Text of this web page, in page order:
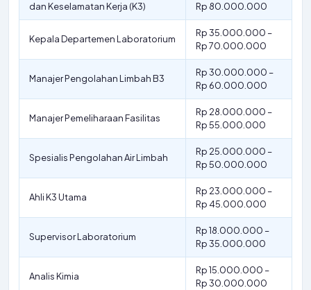
dan Keselamatan Kerja (K3)
Rp 80.000.000
Kepala Departemen Laboratorium
Rp 35.000.000 –
Rp 70.000.000
Manajer Pengolahan Limbah B3
Rp 30.000.000 –
Rp 60.000.000
Manajer Pemeliharaan Fasilitas
Rp 28.000.000 –
Rp 55.000.000
Spesialis Pengolahan Air Limbah
Rp 25.000.000 –
Rp 50.000.000
Ahli K3 Utama
Rp 23.000.000 –
Rp 45.000.000
Supervisor Laboratorium
Rp 18.000.000 –
Rp 35.000.000
Analis Kimia
Rp 15.000.000 –
Rp 30.000.000